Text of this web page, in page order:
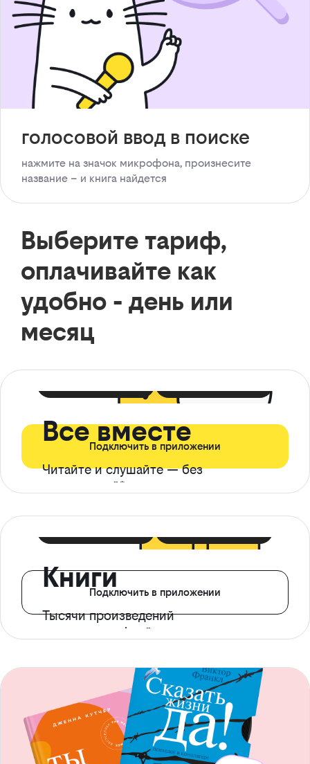
голосовой ввод в поиске
нажмите на значок микрофона, произнесите
название – и книга найдется
Выберите тариф,
оплачивайте как
удобно - день или
месяц
Все вместе
Читайте и слушайте — без
ограничений*
Подключить в приложении
Книги
Тысячи произведений
с доступом офлайн
Подключить в приложении